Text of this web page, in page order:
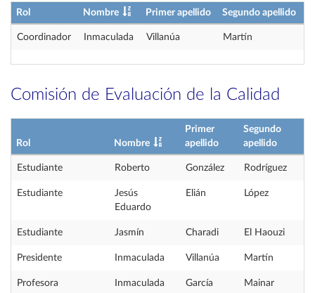
Rol Nombre Primer apellido Segundo apellido
Coordinador Inmaculada Villanúa Martín
Comisión de Evaluación de la Calidad
Rol Nombre
Primer
apellido
Segundo
apellido
Estudiante Roberto González Rodríguez
Estudiante
Jesús
Eduardo
Elián López
Estudiante Jasmín Charadi El Haouzi
Presidente Inmaculada Villanúa Martín
Profesora Inmaculada García Mainar